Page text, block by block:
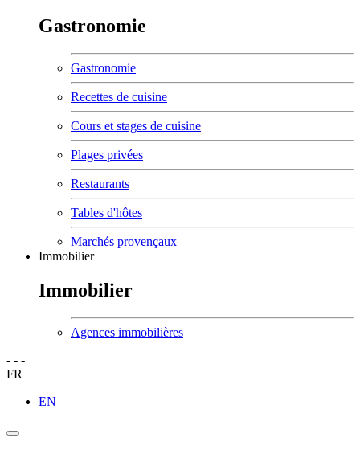
Gastronomie
Gastronomie
Recettes de cuisine
Cours et stages de cuisine
Plages privées
Restaurants
Tables d'hôtes
Marchés provençaux
Immobilier
Immobilier
Agences immobilières
- - -
FR
EN